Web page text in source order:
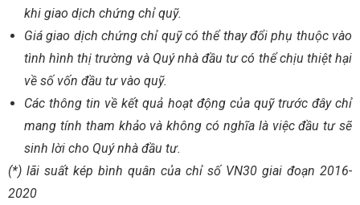
khi giao dịch chứng chỉ quỹ.
Giá giao dịch chứng chỉ quỹ có thể thay đổi phụ thuộc vào
tình hình thị trường và Quý nhà đầu tư có thể chịu thiệt hại
về số vốn đầu tư vào quỹ.
Các thông tin về kết quả hoạt động của quỹ trước đây chỉ
mang tính tham khảo và không có nghĩa là việc đầu tư sẽ
sinh lời cho Quý nhà đầu tư.
(*) lãi suất kép bình quân của chỉ số VN30 giai đoạn 2016-
2020